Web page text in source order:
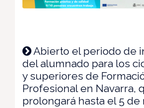
Abierto el periodo de
del alumnado para los
y superiores de
Profesional en Navarra,
prolongará hasta el 5 de